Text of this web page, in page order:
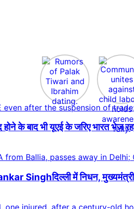
के बाद भी यूएई के जरिए भारत भेज रहा
Singhदिल्ली में निधन, मुख्यमंत्री